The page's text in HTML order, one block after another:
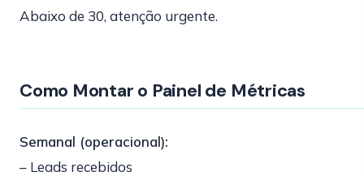
Abaixo de 30, atenção urgente.
Como Montar o Painel de Métricas
Semanal (operacional):
– Leads recebidos